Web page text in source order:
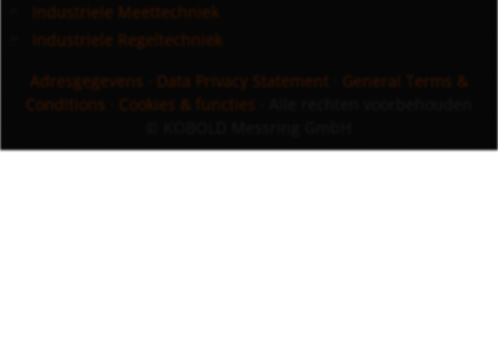
Industriele Meettechniek
Industriele Regeltechniek
Adresgegevens
Data Privacy Statement
General Terms &
Conditions
Cookies & functies